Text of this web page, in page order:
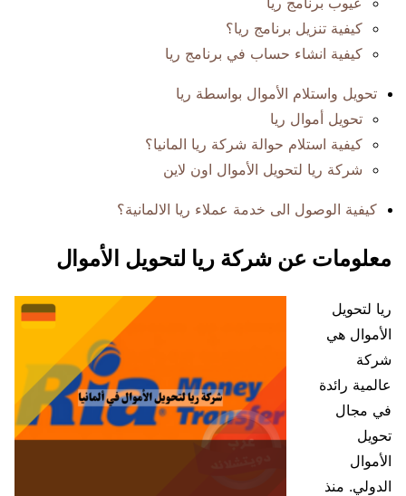
كيفية تنزيل برنامج ريا؟
كيفية انشاء حساب في برنامج ريا
تحويل واستلام الأموال بواسطة ريا
تحويل أموال ريا
كيفية استلام حوالة شركة ريا المانيا؟
شركة ريا لتحويل الأموال اون لاين
كيفية الوصول الى خدمة عملاء ريا الالمانية؟
معلومات عن شركة ريا لتحويل الأموال
ريا لتحويل
الأموال هي
شركة
عالمية رائدة
في مجال
تحويل
الأموال
الدولي. منذ